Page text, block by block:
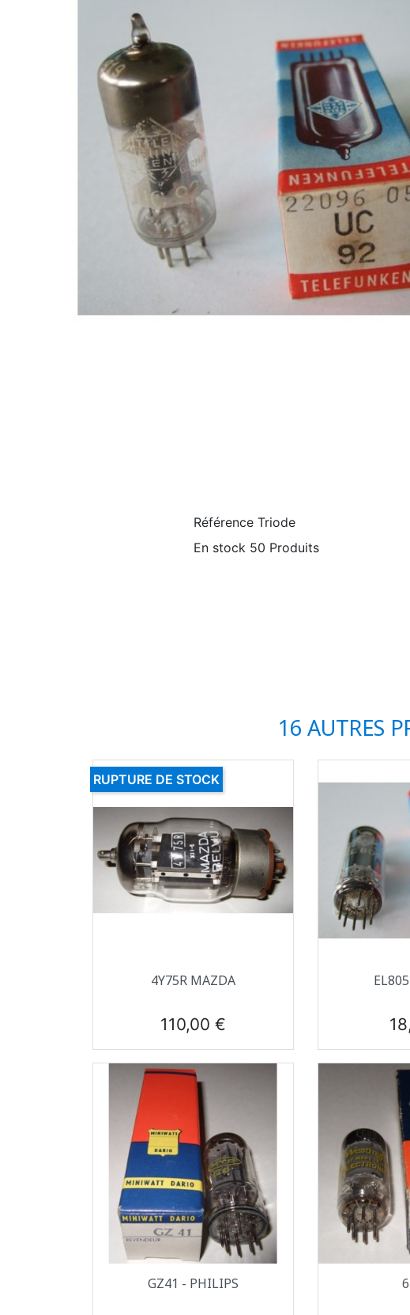
Référence Triode
En stock 50 Produits
16 AUTRES
Aperçu rapide
4Y75R MAZDA
Prix
110,00 €
RUPTURE DE STOCK

Prix
Aperçu rapide
GZ41 - PHILIPS